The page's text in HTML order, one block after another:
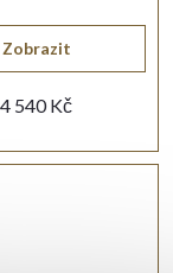
4 540 Kč
Zobrazit
povrchovou